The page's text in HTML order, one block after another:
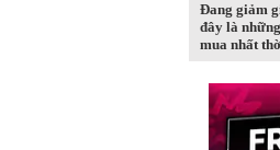
Đang giảm
đây là
mua nhất